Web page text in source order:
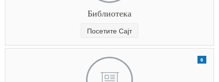
Библиотека
Посетите Сајт
6